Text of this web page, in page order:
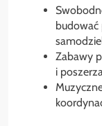
Zabawy
i